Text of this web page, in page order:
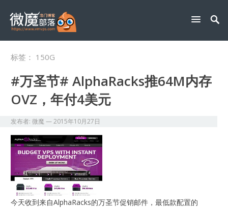
标签： 150G
#万圣节# AlphaRacks推64M内存
OVZ，年付4美元
发布者:微魔—2015年10月27日
今天收到来自AlphaRacks的万圣节促销邮件，最低款配置的